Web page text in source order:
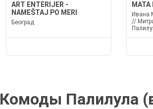
ART ENTERIJER -
NAMEŠTAJ PO MERI
Београд
Ивана
//
Комоды Палилула